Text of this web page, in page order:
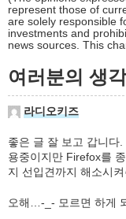
represent those of
are solely responsible
investments and
news sources. This
여러분의 생
라디오키즈
좋은 글 잘 보고 갑니다
용중이지만 Firefox를
지 선입견까지 해소시켜
오해…-_- 모르면 하게